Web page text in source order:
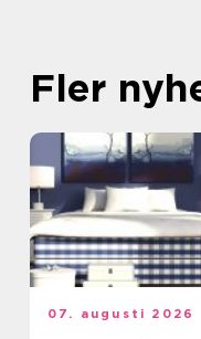
Fler
07. augusti 2026